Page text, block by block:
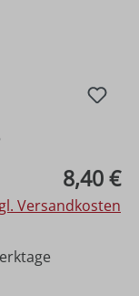
8,40 €
Versandkosten